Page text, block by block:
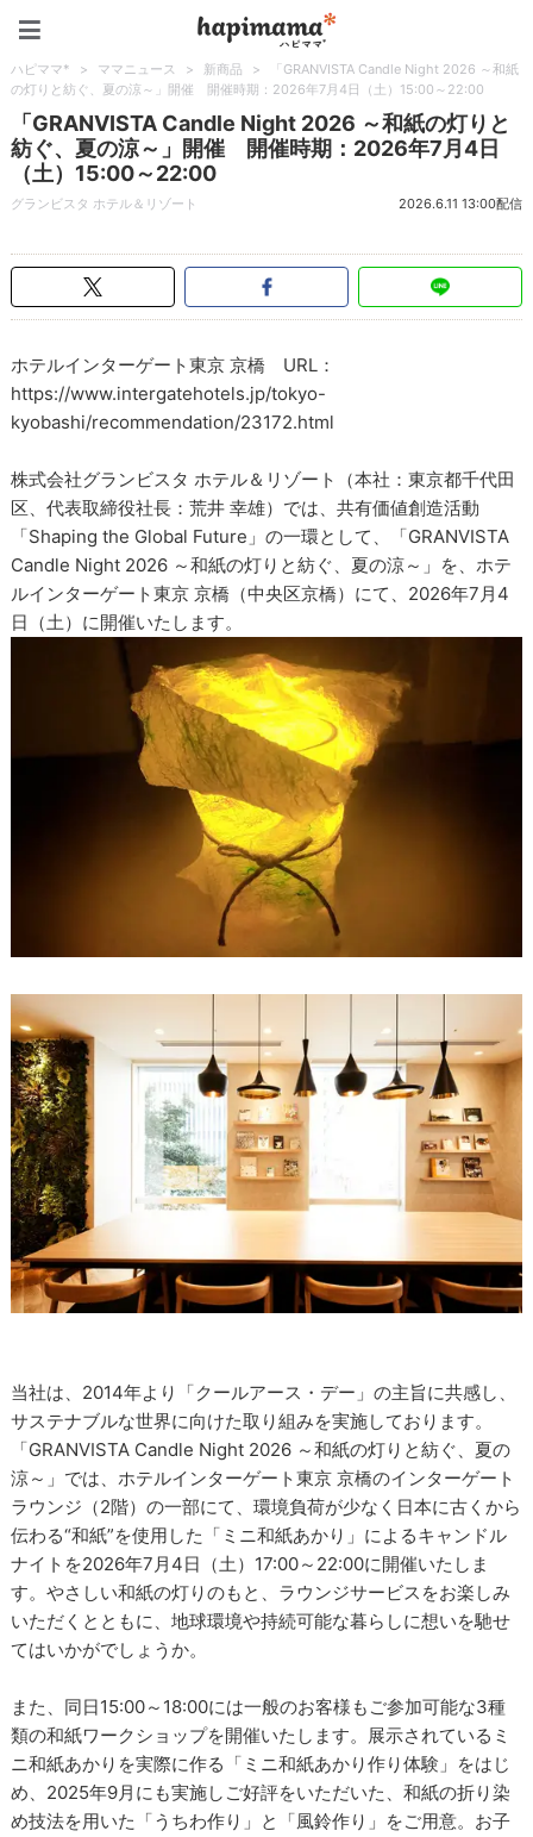
ハピママ* > ママニュース > 新商品 >
「GRANVISTA Candle Night 2026 ～和紙
の灯りと紡ぐ、夏の涼～」開催 開催時期：2026年7月4日（土）15:00～22:00
「GRANVISTA Candle Night 2026 ～和紙の灯りと
紡ぐ、夏の涼～」開催 開催時期：2026年7月4日
（土）15:00～22:00
グランビスタ ホテル＆リゾート 2026.6.11 13:00配信
ホテルインターゲート東京 京橋 URL：
https://www.intergatehotels.jp/tokyo-
kyobashi/recommendation/23172.html
株式会社グランビスタ ホテル＆リゾート（本社：東京都千代田
区、代表取締役社長：荒井 幸雄）では、共有価値創造活動
「Shaping the Global Future」の一環として、「GRANVISTA
Candle Night 2026 ～和紙の灯りと紡ぐ、夏の涼～」を、ホテ
ルインターゲート東京 京橋（中央区京橋）にて、2026年7月4
日（土）に開催いたします。
当社は、2014年より「クールアース・デー」の主旨に共感し、
サステナブルな世界に向けた取り組みを実施しております。
「GRANVISTA Candle Night 2026 ～和紙の灯りと紡ぐ、夏の
涼～」では、ホテルインターゲート東京 京橋のインターゲート
ラウンジ（2階）の一部にて、環境負荷が少なく日本に古くから
伝わる“和紙”を使用した「ミニ和紙あかり」によるキャンドル
ナイトを2026年7月4日（土）17:00～22:00に開催いたしま
す。やさしい和紙の灯りのもと、ラウンジサービスをお楽しみ
いただくとともに、地球環境や持続可能な暮らしに想いを馳せ
てはいかがでしょうか。
また、同日15:00～18:00には一般のお客様もご参加可能な3種
類の和紙ワークショップを開催いたします。展示されているミ
ニ和紙あかりを実際に作る「ミニ和紙あかり作り体験」をはじ
め、2025年9月にも実施しご好評をいただいた、和紙の折り染
め技法を用いた「うちわ作り」と「風鈴作り」をご用意。お子